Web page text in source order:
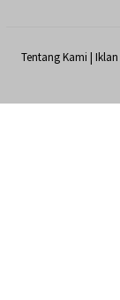
Tentang Kami | Iklan